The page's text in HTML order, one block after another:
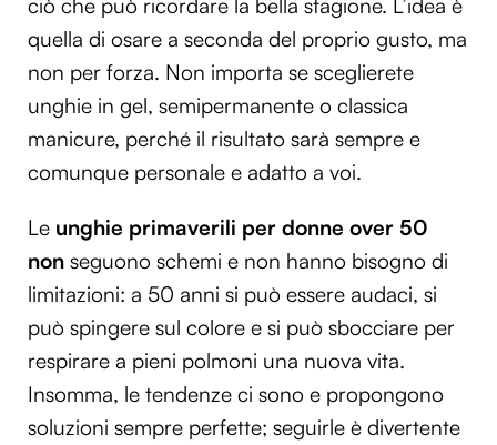
ciò che può ricordare la bella stagione. L’idea è
quella di osare a seconda del proprio gusto, ma
non per forza. Non importa se sceglierete
unghie in gel, semipermanente o classica
manicure, perché il risultato sarà sempre e
comunque personale e adatto a voi.
Le unghie primaverili per donne over 50
non seguono schemi e non hanno bisogno di
limitazioni: a 50 anni si può essere audaci, si
può spingere sul colore e si può sbocciare per
respirare a pieni polmoni una nuova vita.
Insomma, le tendenze ci sono e propongono
soluzioni sempre perfette; seguirle è divertente